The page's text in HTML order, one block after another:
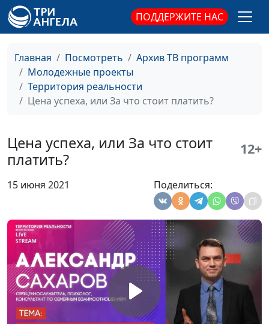
ПОДДЕРЖИТЕ НАС
Главная Посмотреть
Архив ТВ программ
Молодежные проекты
Территория реальности
Цена успеха, или За что стоит платить?
Цена успеха, или За что стоит
платить?
12+
15 июня 2021 Поделиться:
теологии
Конфликт семей:
небесное
Вадим Трусюк, Павел
священнослужитель
#56
Духовное зрение:
цветной взгляд на
Вадим Трусюк, Павел
Жуков,
Цель саморазвития
Вадим Трусюк, Виталий
консультант по
семейным
взаимоотношениям
Кем бы ты ни был –
будь лучше
Вадим Трусюк, Виталий
Киссер,
священнослужитель,
консультант по
семейным
взаимоотношениям
#53